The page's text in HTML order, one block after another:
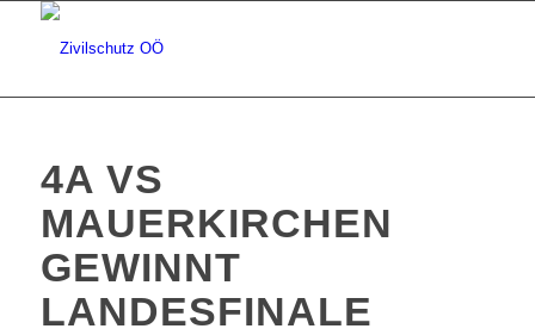
4A VS
MAUERKIRCHEN
GEWINNT
LANDESFINALE